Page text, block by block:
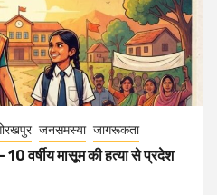
जनसमस्या जागरूकता
10 वर्षीय मासूम की हत्या से प्रदेश